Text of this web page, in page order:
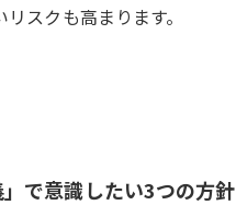
スクも高まります。
」で意識したい3つの方針